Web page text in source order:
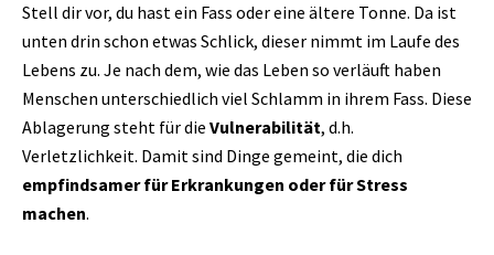
Stell dir vor, du hast ein Fass oder eine ältere Tonne. Da ist
unten drin schon etwas Schlick, dieser nimmt im Laufe des
Lebens zu. Je nach dem, wie das Leben so verläuft haben
Menschen unterschiedlich viel Schlamm in ihrem Fass. Diese
Ablagerung steht für die Vulnerabilität, d.h.
Verletzlichkeit. Damit sind Dinge gemeint, die dich
empfindsamer für Erkrankungen oder für Stress
machen.